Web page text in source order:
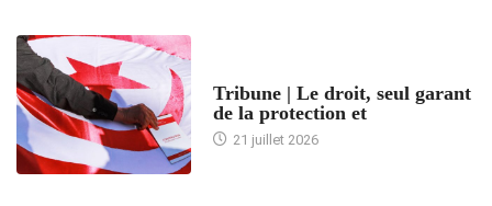
Tribune | Le droit, seul garant
de la protection et
21 juillet 2026